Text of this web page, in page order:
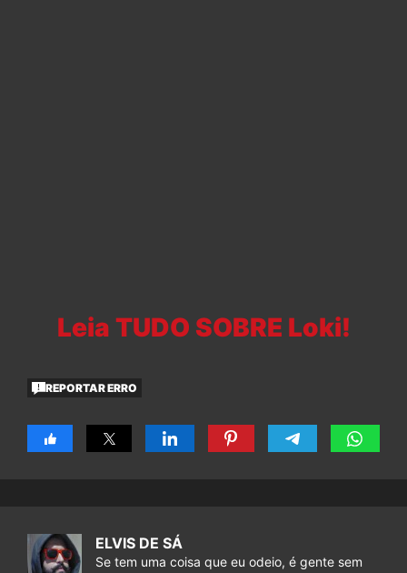
Leia TUDO SOBRE Loki!
REPORTAR ERRO
ELVIS DE SÁ
Se tem uma coisa que eu odeio, é gente sem